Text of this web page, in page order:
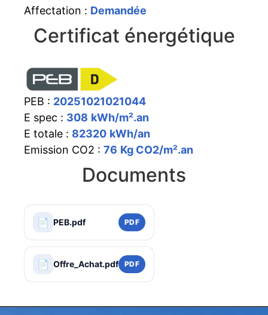
Affectation : Demandée
Certificat énergétique
PEB : 20251021021044
E spec : 308 kWh/m².an
E totale : 82320 kWh/an
Emission CO2 : 76 Kg CO2/m².an
Documents
📄 PEB.pdf PDF
📄 Offre_Achat.pdf PDF